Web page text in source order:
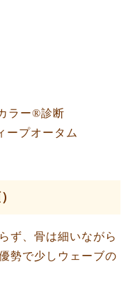
ラー®︎診断
ープオータム
ず、骨は細いながら
勢で少しウェーブの